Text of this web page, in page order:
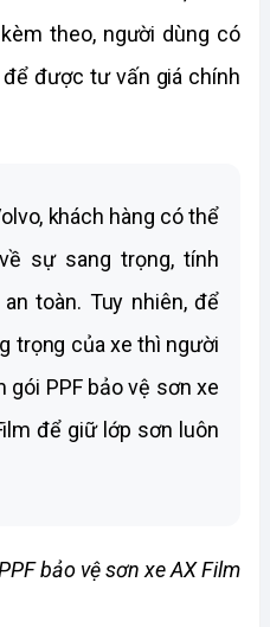
theo, người dùng có
được tư vấn giá chính
khách hàng có thể
sự sang trọng, tính
toàn. Tuy nhiên, để
trọng của xe thì người
PPF bảo vệ sơn xe
để giữ lớp sơn luôn
bảo vệ sơn xe AX Film